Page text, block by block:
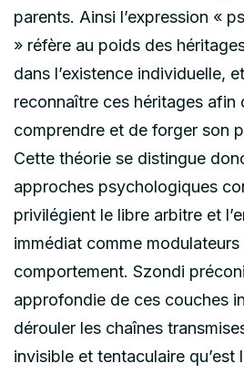
parents. Ainsi l’expression «
» réfère au poids des
dans l’existence individuelle,
reconnaître ces héritages afin
comprendre et de forger son
Cette théorie se distingue
approches psychologiques
privilégient le libre arbitre et
immédiat comme modulateurs
comportement. Szondi
approfondie de ces couches
dérouler les chaînes
invisible et tentaculaire qu’est